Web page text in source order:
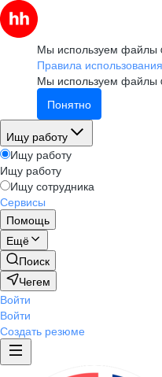
Мы используем файлы
Правила
Мы используем файлы
Понятно
Ищу работу
Ищу работу
Ищу работу
Ищу сотрудника
Сервисы
Помощь
Ещё
Поиск
Чегем
Войти
Войти
Создать резюме